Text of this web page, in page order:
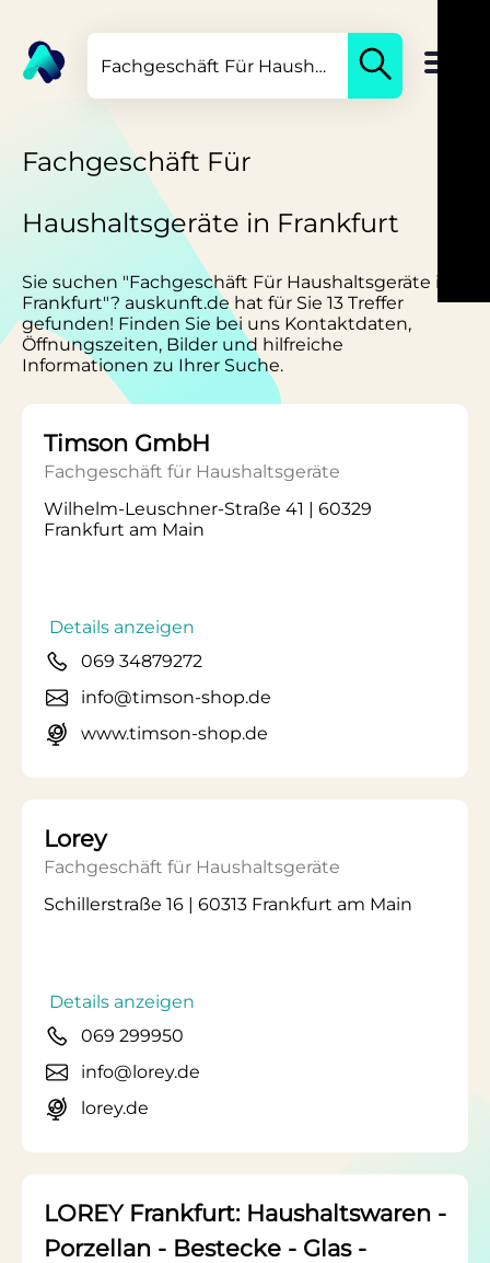
Fachgeschäft Für
Haushaltsgeräte in Frankfurt
Sie suchen "Fachgeschäft Für Haushaltsgeräte in
Frankfurt"? auskunft.de hat für Sie 13 Treffer
gefunden! Finden Sie bei uns Kontaktdaten,
Öffnungszeiten, Bilder und hilfreiche
Informationen zu Ihrer Suche.
Timson GmbH
Fachgeschäft für Haushaltsgeräte
Wilhelm-Leuschner-Straße 41 | 60329
Frankfurt am Main
Details anzeigen
069 34879272
info@timson-shop.de
www.timson-shop.de
Lorey
Fachgeschäft für Haushaltsgeräte
Schillerstraße 16 | 60313 Frankfurt am Main
Details anzeigen
069 299950
info@lorey.de
lorey.de
LOREY Frankfurt: Haushaltswaren -
Porzellan - Bestecke - Glas -